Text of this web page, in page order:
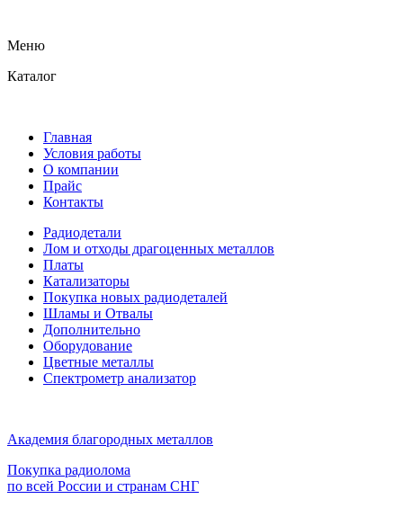
Меню
Каталог
Главная
Условия работы
О компании
Прайс
Контакты
Радиодетали
Лом и отходы драгоценных металлов
Платы
Катализаторы
Покупка новых радиодеталей
Шламы и Отвалы
Дополнительно
Оборудование
Цветные металлы
Спектрометр анализатор
Академия благородных металлов
Покупка радиолома
по всей России и странам СНГ